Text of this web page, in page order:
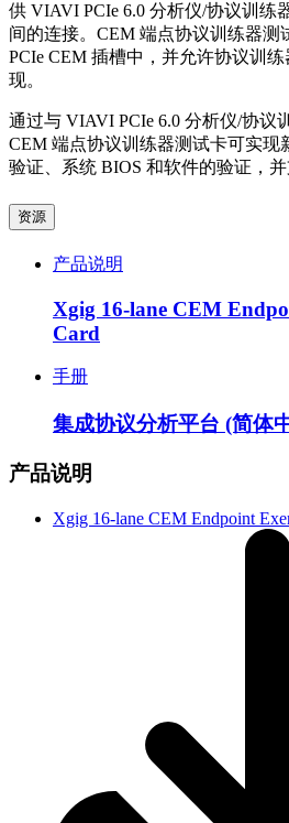
供 VIAVI PCIe 6.0 分析仪/协议训练
间的连接。CEM 端点协议训练器测
PCIe CEM 插槽中，并允许协议训
现。
通过与 VIAVI PCIe 6.0 分析仪/协议
CEM 端点协议训练器测试卡可实现
验证、系统 BIOS 和软件的验证，并
资源
产品说明
Xgig 16-lane CEM
Card
手册
集成协议分析平台 (简体
产品说明
Xgig 16-lane CEM Endpoint